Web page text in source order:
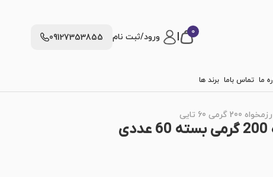
0 ورود/ثبت نام 09127353855
ما تماس باما برند ها
60 تایی